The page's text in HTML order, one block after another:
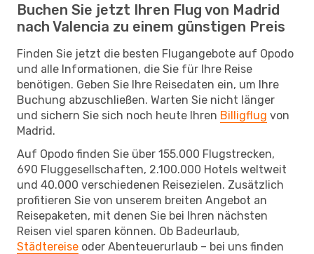
Buchen Sie jetzt Ihren Flug von Madrid
nach Valencia zu einem günstigen Preis
Finden Sie jetzt die besten Flugangebote auf Opodo
und alle Informationen, die Sie für Ihre Reise
benötigen. Geben Sie Ihre Reisedaten ein, um Ihre
Buchung abzuschließen. Warten Sie nicht länger
und sichern Sie sich noch heute Ihren Billigflug von
Madrid.
Auf Opodo finden Sie über 155.000 Flugstrecken,
690 Fluggesellschaften, 2.100.000 Hotels weltweit
und 40.000 verschiedenen Reisezielen. Zusätzlich
profitieren Sie von unserem breiten Angebot an
Reisepaketen, mit denen Sie bei Ihren nächsten
Reisen viel sparen können. Ob Badeurlaub,
Städtereise oder Abenteuerurlaub – bei uns finden